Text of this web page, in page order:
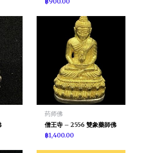
药师佛
僧王寺 – 2556 雙象藥師佛
฿1,400.00